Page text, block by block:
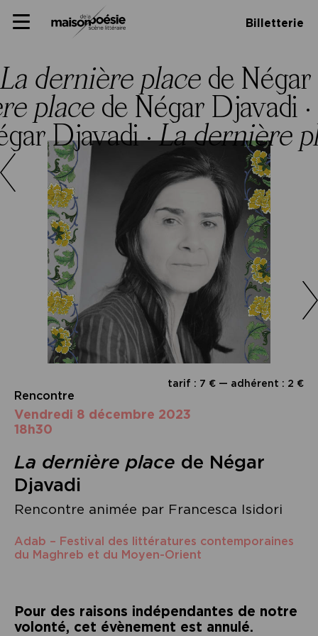
Panneau de gestion des cookies
to
littéraire
Primary
Billetterie
La dernière place de
place de Négar Djavadi ·
Djavadi ·La dernière
tarif : 7 € — adhérent : 2 €
Rencontre
vendredi 8 décembre 2023
18h30
La dernière place de Négar
Djavadi
Rencontre animée par Francesca Isidori
Adab – Festival des littératures contemporaines
du Maghreb et du Moyen-Orient
Pour des raisons indépendantes de notre
volonté, cet évènement est annulé.